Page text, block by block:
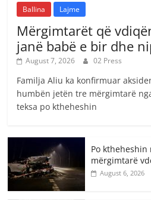
Ballina Lajme
Mërgimtarët që
janë babë e bir dhe
August 7, 2026 02 Press
Familja Aliu ka konfirmuar
humbën jetën tre mërgimtarë
teksa po ktheheshin
Po ktheheshin
mërgimtarë
August 6, 2026